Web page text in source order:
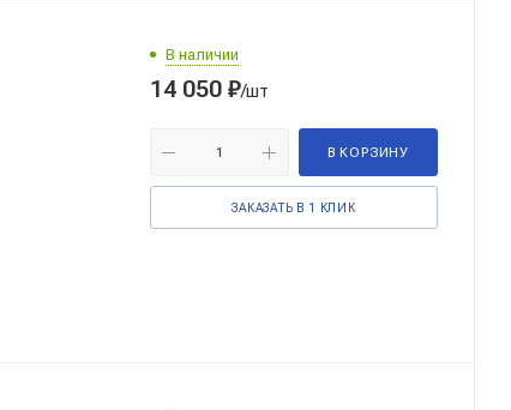
В наличии
14 050 ₽/шт
В КОРЗИНУ
ЗАКАЗАТЬ В 1 КЛИК